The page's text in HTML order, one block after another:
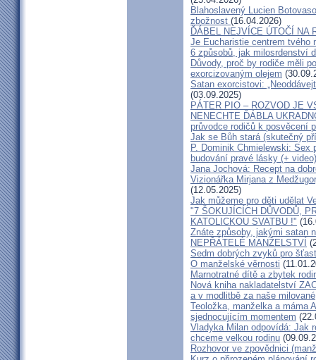
Blahoslavený Lucien
zbožnost (16.04.2026)
ĎÁBEL NEJVÍCE ÚTOČÍ NA
Je Eucharistie centrem tvého
6 způsobů, jak milosrdenství
Důvody, proč by rodiče měli
exorcizovaným olejem
Satan exorcistovi:
(03.09.2025)
PÁTER PIO – ROZVOD JE
NENECHTE ĎÁBLA
průvodce rodičů k posvěcení
Jak se Bůh stará (skutečný
P. Dominik Chmielewski:
budování pravé lásky (+ video)
Jana Jochová: Recept na
Vizionářka Mirjana z
(12.05.2025)
Jak můžeme pro děti udělat
"7 ŠOKUJÍCÍCH DŮVODŮ,
KATOLICKOU SVATBU !"
Znáte způsoby, jakými satan
NEPŘÁTELÉ MANŽELSTVÍ
Sedm dobrých zvyků pro
O manželské věrnosti
Marnotratné dítě a zbytek
Nová kniha nakladatelství
a v modlitbě za naše
Teoložka, manželka a máma
sjednocujícím momentem
Vladyka Milan odpovídá: Jak
chceme velkou rodinu
Rozhovor ve zpovědnici